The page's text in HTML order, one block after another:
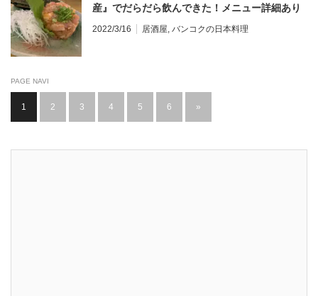
産』でだらだら飲んできた！メニュー詳細あり
＠プロンポン
2022/3/16 居酒屋, バンコクの日本料理
PAGE NAVI
1 2 3 4 5 6 »